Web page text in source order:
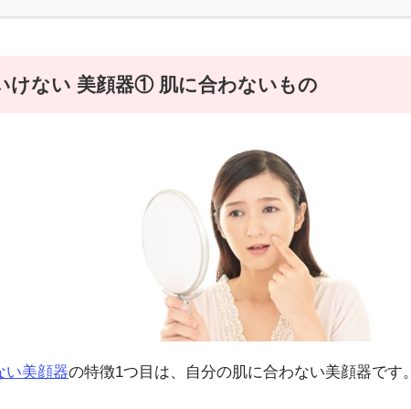
けない 美顔器① 肌に合わないもの
い美顔器の特徴1つ目は、自分の肌に合わない美顔器です。